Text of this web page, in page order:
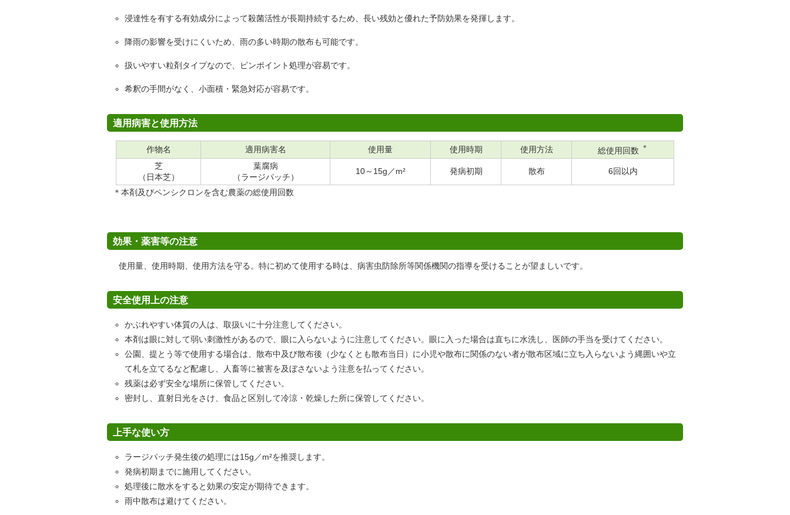
浸達性を有する有効成分によって殺菌活性が長期持続するため、長い残効と優れた予防効果を発揮します。
降雨の影響を受けにくいため、雨の多い時期の散布も可能です。
扱いやすい粒剤タイプなので、ピンポイント処理が容易です。
希釈の手間がなく、小面積・緊急対応が容易です。
適用病害と使用方法
作物名 適用病害名 使用量 使用時期 使用方法 総使用回数 ＊
芝
（日本芝）
葉腐病
（ラージパッチ）
10～15g／m² 発病初期 散布 6回以内
＊本剤及びペンシクロンを含む農薬の総使用回数
効果・薬害等の注意
使用量、使用時期、使用方法を守る。特に初めて使用する時は、病害虫防除所等関係機関の指導を受けることが望ましいです。
安全使用上の注意
かぶれやすい体質の人は、取扱いに十分注意してください。
本剤は眼に対して弱い刺激性があるので、眼に入らないように注意してください。眼に入った場合は直ちに水洗し、医師の手当を受けてください。
公園、提とう等で使用する場合は、散布中及び散布後（少なくとも散布当日）に小児や散布に関係のない者が散布区域に立ち入らないよう縄囲いや立
て札を立てるなど配慮し、人畜等に被害を及ぼさないよう注意を払ってください。
残薬は必ず安全な場所に保管してください。
密封し、直射日光をさけ、食品と区別して冷涼・乾燥した所に保管してください。
上手な使い方
ラージパッチ発生後の処理には15g／m²を推奨します。
発病初期までに施用してください。
処理後に散水をすると効果の安定が期待できます。
雨中散布は避けてください。